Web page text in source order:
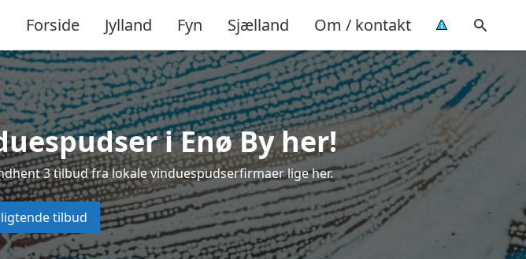
Forside Jylland Fyn Sjælland Om / kontakt
i Enø By her!
3 tilbud fra lokale vinduespudserfirmaer lige her.
tilbud